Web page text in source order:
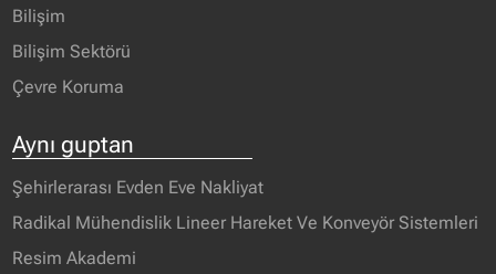
Bilişim
Bilişim Sektörü
Çevre Koruma
Aynı guptan
Şehirlerarası Evden Eve Nakliyat
Radikal Mühendislik Lineer Hareket Ve Konveyör Sistemleri
Resim Akademi